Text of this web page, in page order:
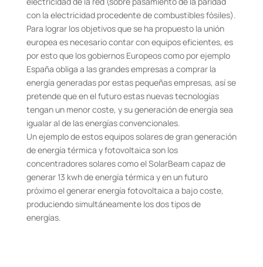
con la electricidad procedente de combustibles fósiles).
Para lograr los objetivos que se ha propuesto la unión
europea es necesario contar con equipos eficientes, es
por esto que los gobiernos Europeos como por ejemplo
España obliga a las grandes empresas a comprar la
energía generadas por estas pequeñas empresas, así se
pretende que en el futuro estas nuevas tecnologías
tengan un menor coste, y su generación de energía sea
igualar al de las energías convencionales.
Un ejemplo de estos equipos solares de gran generación
de energía térmica y fotovoltaica son los
concentradores solares como el SolarBeam capaz de
generar 13 kwh de energía térmica y en un futuro
próximo el generar energía fotovoltaica a bajo coste,
produciendo simultáneamente los dos tipos de
energías.